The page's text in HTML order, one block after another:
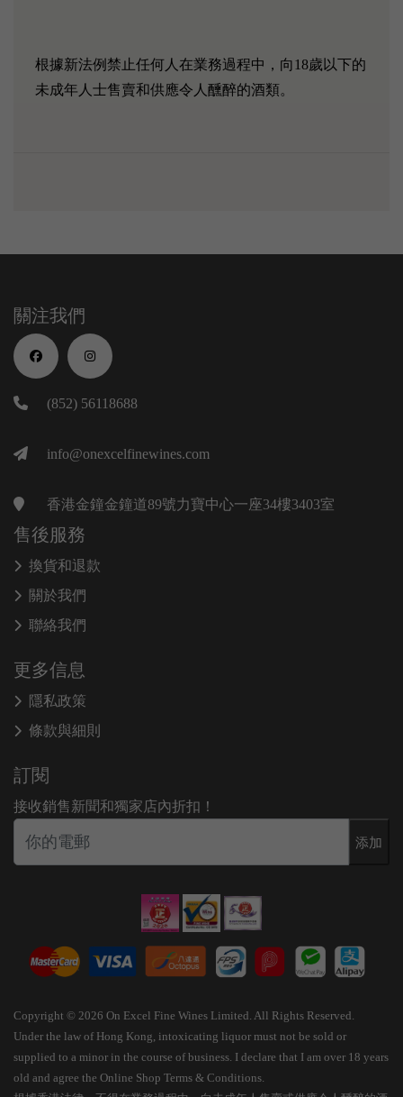
根據新法例禁止任何人在業務過程中，向18歲以下的
未成年人士售賣和供應令人醺醉的酒類。
關注我們
(852) 56118688
info@onexcelfinewines.com
香港金鐘金鐘道89號力寶中心一座34樓3403室
售後服務
換貨和退款
關於我們
聯絡我們
更多信息
隱私政策
條款與細則
訂閱
接收銷售新聞和獨家店內折扣！
添加
Copyright © 2026 On Excel Fine Wines Limited. All Rights Reserved.
Under the law of Hong Kong, intoxicating liquor must not be sold or
supplied to a minor in the course of business. I declare that I am over 18 years
old and agree the Online Shop Terms & Conditions.